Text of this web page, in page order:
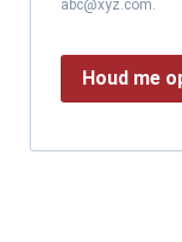
abc@xyz.com.
Houd me